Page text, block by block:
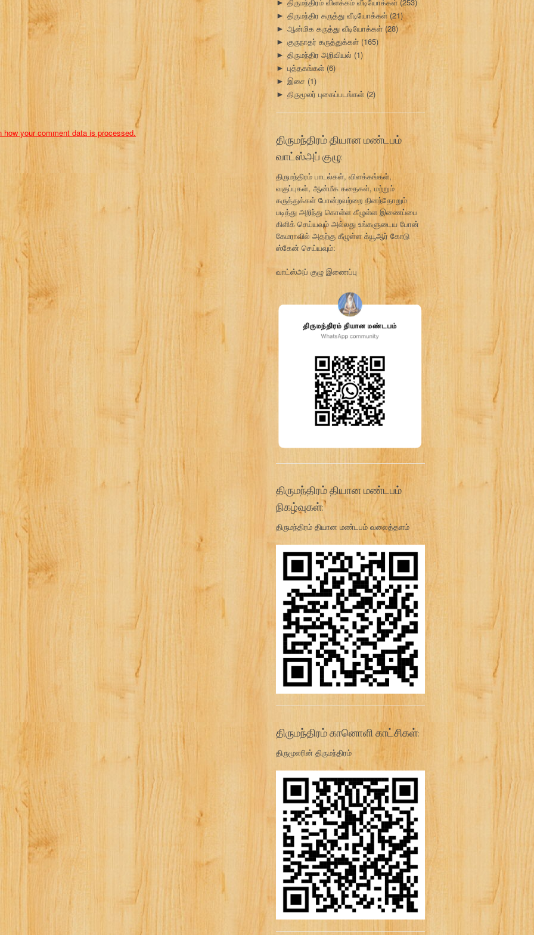
how your comment data is processed.
►
► திருமந்திர கருத்து வீடியோக்கள்(21)
► ஆன்மிக கருத்து வீடியோக்கள் (28)
► குருநாதர் கருத்துக்கள் (165)
► திருமந்திர அறிவியல் (1)
► புத்தகங்கள் (6)
► இசை (1)
► திருமூலர் புகைப்படங்கள் (2)
திருமந்திரம் தியான மண்டபம்
வாட்ஸ்அப் குழு:
திருமந்திரம் பாடல்கள், விளக்கங்கள்,
வகுப்புகள், ஆன்மீக கதைகள், மற்றும்
கருத்துக்கள் போன்றவற்றை தினந்தோறும்
படித்து அறிந்து கொள்ள கீழுள்ள இணைப்பை
கிளிக் செய்யவும் அல்லது உங்களுடைய போன்
கேமராவில் அதற்கு கீழுள்ள க்யூஆர் கோடு
ஸ்கேன் செய்யவும்:
வாட்ஸ்அப் குழு இணைப்பு
திருமந்திரம் தியான மண்டபம்
நிகழ்வுகள்:
திருமந்திரம் தியான மண்டபம் வலைத்தளம்
திருமந்திரம் கானொளி காட்சிகள்:
திருமூலரின் திருமந்திரம்